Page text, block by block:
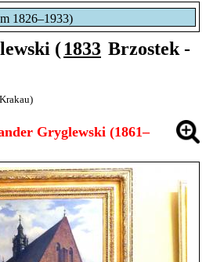
1826–1933)
(1833 Brzostek -
Gryglewski (1861–